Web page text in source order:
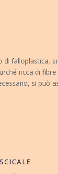
di falloplastica,
ricca di
si può